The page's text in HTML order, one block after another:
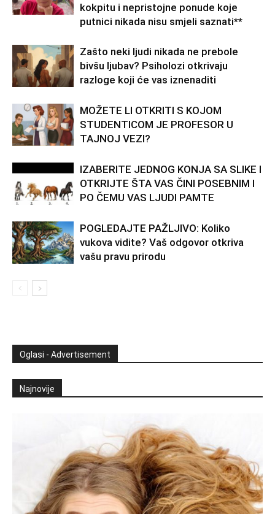
kokpitu i nepristojne ponude koje
putnici nikada nisu smjeli saznati**
Zašto neki ljudi nikada ne prebole
bivšu ljubav? Psiholozi otkrivaju
razloge koji će vas iznenaditi
MOŽETE LI OTKRITI S KOJOM
STUDENTICOM JE PROFESOR U
TAJNOJ VEZI?
IZABERITE JEDNOG KONJA SA SLIKE I
OTKRIJTE ŠTA VAS ČINI POSEBNIM I
PO ČEMU VAS LJUDI PAMTE
POGLEDAJTE PAŽLJIVO: Koliko
vukova vidite? Vaš odgovor otkriva
vašu pravu prirodu
Oglasi - Advertisement
Najnovije